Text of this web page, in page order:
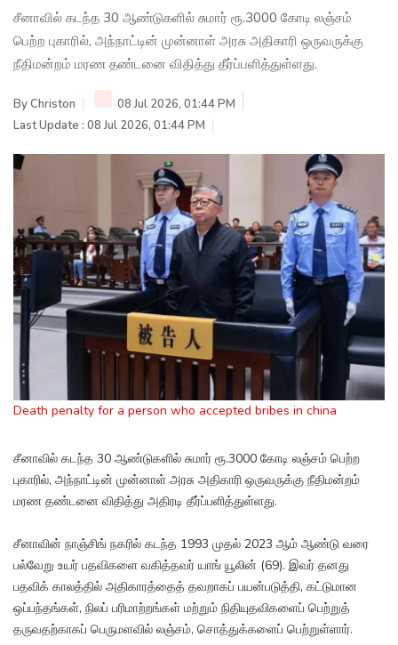
சீனாவில் கடந்த 30 ஆண்டுகளில் சுமார் ரூ.3000 கோடி லஞ்சம்
பெற்ற புகாரில், அந்நாட்டின் முன்னாள் அரசு அதிகாரி ஒருவருக்கு
நீதிமன்றம் மரண தண்டனை விதித்து தீர்ப்பளித்துள்ளது.
ByChriston
08 Jul 2026, 01:44 PM
Last Update : 08 Jul 2026, 01:44 PM
Death penalty for a person who accepted bribes in china
சீனாவில் கடந்த 30 ஆண்டுகளில் சுமார் ரூ.3000 கோடி லஞ்சம் பெற்ற
புகாரில், அந்நாட்டின் முன்னாள் அரசு அதிகாரி ஒருவருக்கு நீதிமன்றம்
மரண தண்டனை விதித்து அதிரடி தீர்ப்பளித்துள்ளது.
சீனாவின் நாஞ்சிங் நகரில் கடந்த 1993 முதல் 2023 ஆம் ஆண்டு வரை
பல்வேறு உயர் பதவிகளை வகித்தவர் யாங் யூலின் (69). இவர் தனது
பதவிக் காலத்தில் அதிகாரத்தைத் தவறாகப் பயன்படுத்தி, கட்டுமான
ஒப்பந்தங்கள், நிலப் பரிமாற்றங்கள் மற்றும் நிதியுதவிகளைப் பெற்றுத்
தருவதற்காகப் பெருமளவில் லஞ்சம், சொத்துக்களைப் பெற்றுள்ளார்.